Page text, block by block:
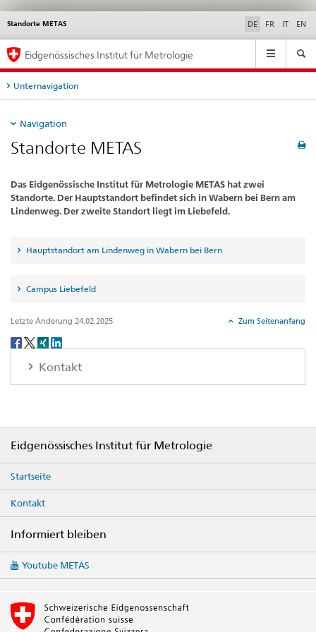
Standorte METAS DE FR IT EN
Service
Hauptnavigation
Eidgenössisches Institut für Metrologie
Unternavigation
Navigation
Standorte METAS
Das Eidgenössische Institut für Metrologie METAS hat zwei
Standorte. Der Hauptstandort befindet sich in Wabern bei Bern am
Lindenweg. Der zweite Standort liegt im Liebefeld.
Hauptstandort am Lindenweg in Wabern bei Bern
Campus Liebefeld
Letzte Änderung 24.02.2025 Zum Seitenanfang
Social
Kontakt
Eidgenössisches Institut für Metrologie
Startseite
Kontakt
Informiert bleiben
Social
media
Youtube METAS